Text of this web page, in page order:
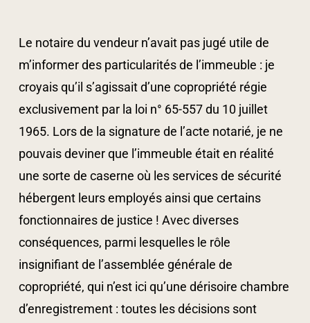
Le notaire du vendeur n’avait pas jugé utile de
m’informer des particularités de l’immeuble : je
croyais qu’il s’agissait d’une copropriété régie
exclusivement par la loi n° 65-557 du 10 juillet
1965. Lors de la signature de l’acte notarié, je ne
pouvais deviner que l’immeuble était en réalité
une sorte de caserne où les services de sécurité
hébergent leurs employés ainsi que certains
fonctionnaires de justice ! Avec diverses
conséquences, parmi lesquelles le rôle
insignifiant de l’assemblée générale de
copropriété, qui n’est ici qu’une dérisoire chambre
d’enregistrement : toutes les décisions sont